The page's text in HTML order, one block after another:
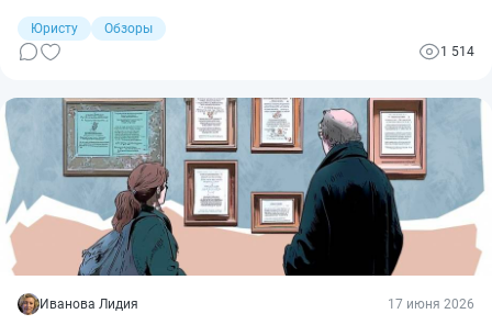
Юристу
Обзоры
1 514
Иванова Лидия 17 июня 2026